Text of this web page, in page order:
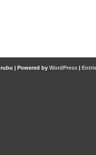
| Powered by WordPress |